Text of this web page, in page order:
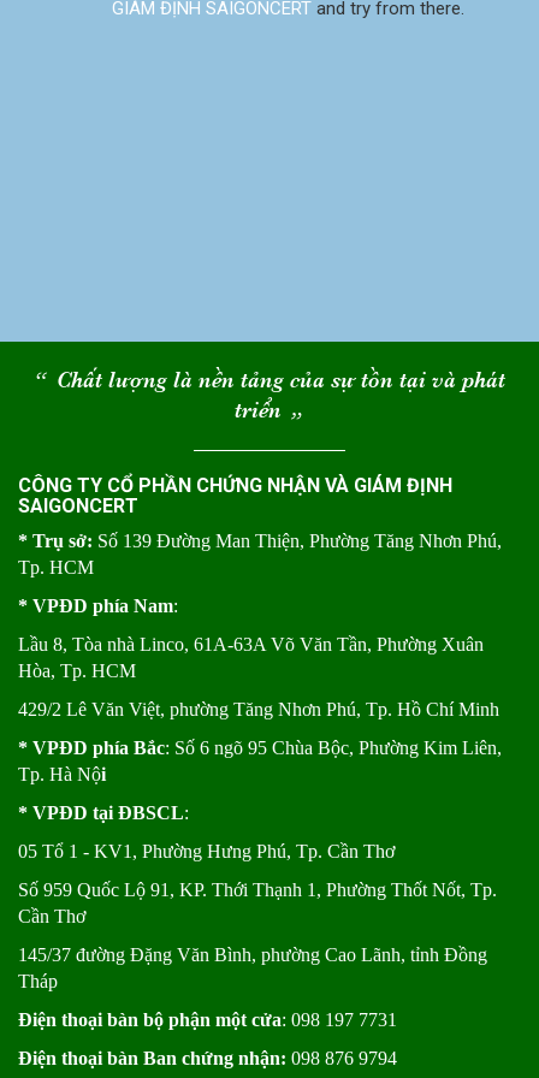
GIÁM ĐỊNH SAIGONCERT and try from there.
“ Chất lượng là nền tảng của sự tồn tại và phát
triển “
CÔNG TY CỔ PHẦN CHỨNG NHẬN VÀ GIÁM ĐỊNH
SAIGONCERT
* Trụ sở: Số 139 Đường Man Thiện, Phường Tăng Nhơn Phú,
Tp. HCM
* VPĐD phía Nam:
Lầu 8, Tòa nhà Linco, 61A-63A Võ Văn Tần, Phường Xuân
Hòa, Tp. HCM
429/2 Lê Văn Việt, phường Tăng Nhơn Phú, Tp. Hồ Chí Minh
* VPĐD phía Bắc: Số 6 ngõ 95 Chùa Bộc, Phường Kim Liên,
Tp. Hà Nội
* VPĐD tại ĐBSCL:
05 Tổ 1 - KV1, Phường Hưng Phú, Tp. Cần Thơ
Số 959 Quốc Lộ 91, KP. Thới Thạnh 1, Phường Thốt Nốt, Tp.
Cần Thơ
145/37 đường Đặng Văn Bình, phường Cao Lãnh, tỉnh Đồng
Tháp
Điện thoại bàn bộ phận một cửa: 098 197 7731
Điện thoại bàn Ban chứng nhận: 098 876 9794